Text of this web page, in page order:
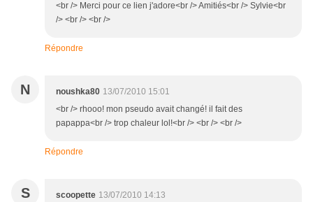
<br /> Merci pour ce lien j'adore<br /> Amitiés<br /> Sylvie<br
/> <br /> <br />
Répondre
N noushka80 13/07/2010 15:01
<br /> rhooo! mon pseudo avait changé! il fait des
papappa<br /> trop chaleur lol!<br /> <br /> <br />
Répondre
S scoopette 13/07/2010 14:13